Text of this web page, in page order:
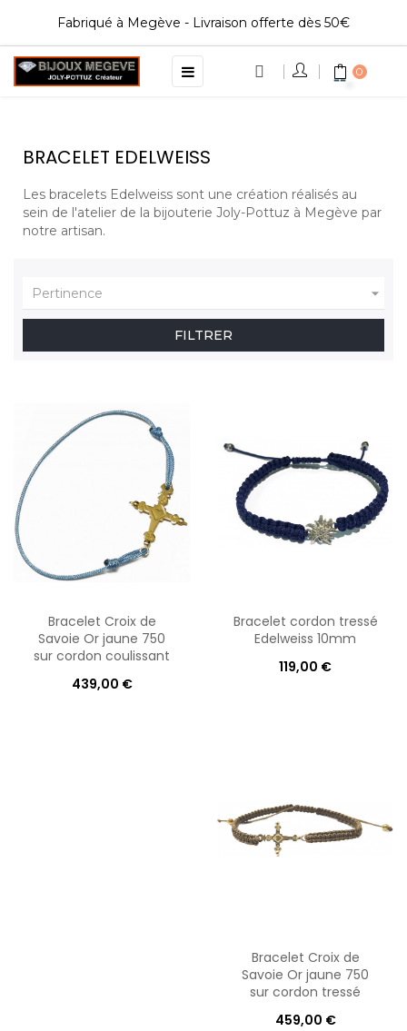
Fabriqué à Megève - Livraison offerte dès 50€
Basculer
la
☰ 0
BRACELET EDELWEISS
Les bracelets Edelweiss sont une création réalisés au
sein de l'atelier de la bijouterie Joly-Pottuz à Megève par
notre artisan.
Pertinence 
FILTRER
Bracelet Croix de
Savoie Or jaune 750
sur cordon coulissant
439,00 €
Bracelet cordon tressé
Edelweiss 10mm
119,00 €
Bracelet Croix de
Savoie Or jaune 750
sur cordon tressé
459,00 €